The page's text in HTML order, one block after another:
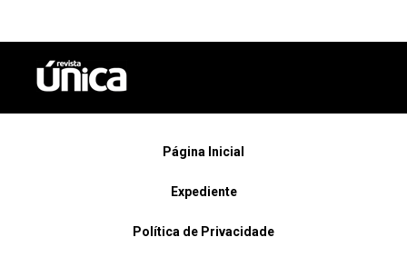
Página Inicial
Expediente
Política de Privacidade